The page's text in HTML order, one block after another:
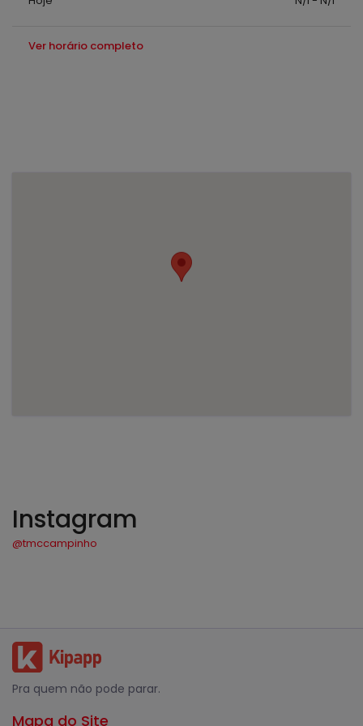
Ver horário completo
Instagram
@tmccampinho
Pra quem não pode parar.
Mapa do Site